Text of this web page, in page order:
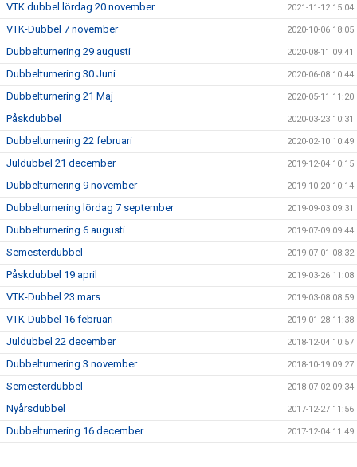
VTK dubbel lördag 20 november 2021-11-12 15:04
VTK-Dubbel 7 november 2020-10-06 18:05
Dubbelturnering 29 augusti 2020-08-11 09:41
Dubbelturnering 30 Juni 2020-06-08 10:44
Dubbelturnering 21 Maj 2020-05-11 11:20
Påskdubbel 2020-03-23 10:31
Dubbelturnering 22 februari 2020-02-10 10:49
Juldubbel 21 december 2019-12-04 10:15
Dubbelturnering 9 november 2019-10-20 10:14
Dubbelturnering lördag 7 september 2019-09-03 09:31
Dubbelturnering 6 augusti 2019-07-09 09:44
Semesterdubbel 2019-07-01 08:32
Påskdubbel 19 april 2019-03-26 11:08
VTK-Dubbel 23 mars 2019-03-08 08:59
VTK-Dubbel 16 februari 2019-01-28 11:38
Juldubbel 22 december 2018-12-04 10:57
Dubbelturnering 3 november 2018-10-19 09:27
Semesterdubbel 2018-07-02 09:34
Nyårsdubbel 2017-12-27 11:56
Dubbelturnering 16 december 2017-12-04 11:49